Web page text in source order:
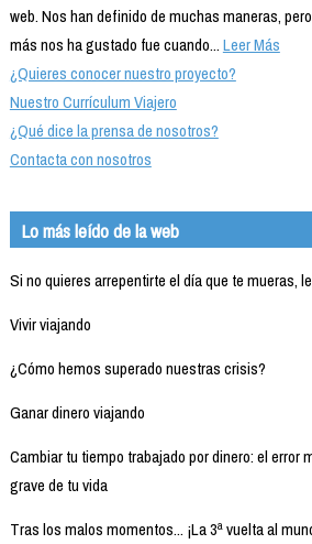
web. Nos han definido de muchas maneras,
más nos ha gustado fue cuando...Leer Más
¿Quieres conocer nuestro proyecto?
Nuestro Currículum Viajero
¿Qué dice la prensa de nosotros?
Contacta con nosotros
Lo más leído de la web
Si no quieres arrepentirte el día que te mueras,
Vivir viajando
¿Cómo hemos superado nuestras crisis?
Ganar dinero viajando
Cambiar tu tiempo trabajado por dinero: el error
grave de tu vida
Tras los malos momentos... ¡La 3ª vuelta al